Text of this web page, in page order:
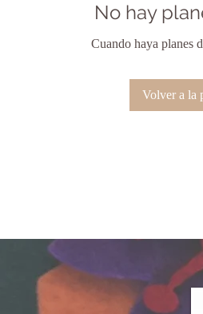
No hay
Cuando haya planes
Volver a la